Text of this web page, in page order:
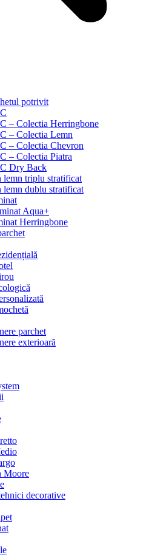
potrivit
– Colectia Herringbone
– Colectia Lemn
– Colectia Chevron
– Colectia Piatra
Dry Back
lemn triplu stratificat
lemn dublu stratificat
Aqua+
Herringbone
parchet
exterioară
Moore
decorative